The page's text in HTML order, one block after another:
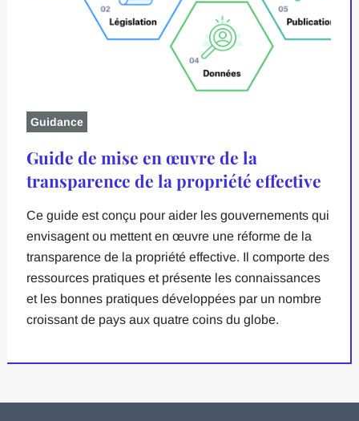
Guidance
Guide de mise en œuvre de la
transparence de la propriété effective
Ce guide est conçu pour aider les gouvernements qui
envisagent ou mettent en œuvre une réforme de la
transparence de la propriété effective. Il comporte des
ressources pratiques et présente les connaissances
et les bonnes pratiques développées par un nombre
croissant de pays aux quatre coins du globe.